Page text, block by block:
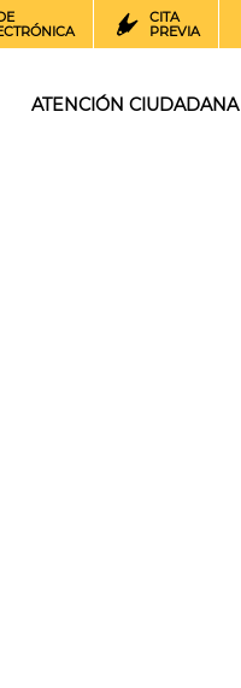
CITA
PREVIA
ATENCIÓN CIUDADANA